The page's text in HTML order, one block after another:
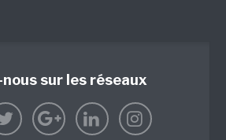
sur les réseaux